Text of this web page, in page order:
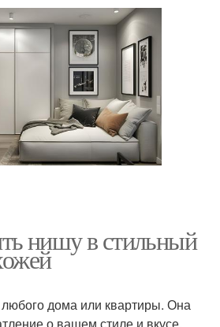
нишу в стильный
дома или квартиры. Она
о вашем стиле и вкусе.